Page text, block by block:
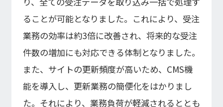
ることが可能となりました。これにより、受注
業務の効率は約3倍に改善され、将来的な受注
件数の増加にも対応できる体制となりました。
また、サイトの更新頻度が高いため、CMS機
能を導入し、更新業務の簡便化をはかりまし
た。それにより、業務負荷が軽減されるととも